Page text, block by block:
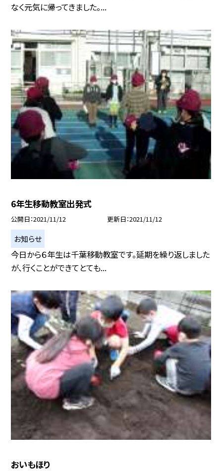
なく元気に帰ってきました。...
6年生移動教室出発式
公開日 2021/11/12 更新日 2021/11/12
お知らせ
今日から６年生は千葉移動教室です。延期を繰り返しました
が、行くことができてとても...
おいもほり